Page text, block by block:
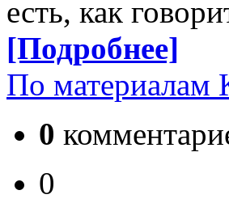
есть, как
[Подробнее]
По материалам
0
0